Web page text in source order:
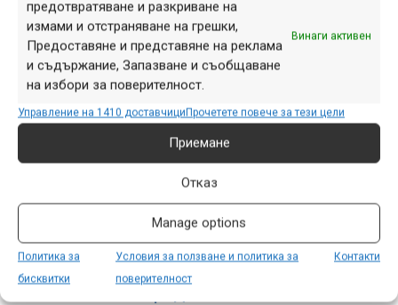
предотвратяване и разкриване на
измами и отстраняване на грешки,
Предоставяне и представяне на реклама
и съдържание, Запазване и съобщаване
на избори за поверителност.
Винаги активен
Управление на 1410 доставчициПрочетете повече за тези цели
Приемане
Отказ
Manage options
Политика за
бисквитки
Условия за ползване и политика за
поверителност
Контакти
планинари за любимите си хижи и
заслони до момента в инициативата
“Хижа на годината”. Кампанията по
гласуване в конкурсната програма и
Обявиха победителите в
конкурса „Хижа на
годината“ 2023 по време
на „Дни на
предизвикателствата“